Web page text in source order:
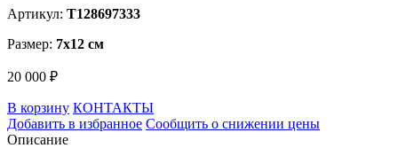
Артикул: T128697333
Размер: 7х12 см
20 000 ₽
В корзину КОНТАКТЫ
Добавить в избранное Сообщить о снижении цены
Описание